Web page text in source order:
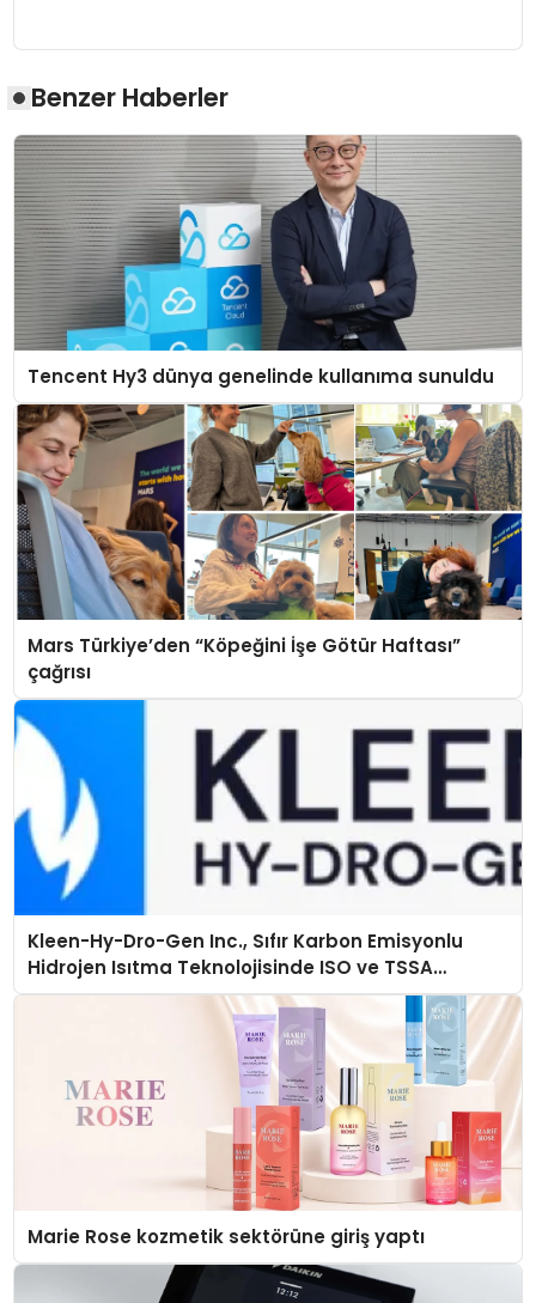
Benzer Haberler
Tencent Hy3 dünya genelinde kullanıma sunuldu
Mars Türkiye’den “Köpeğini İşe Götür Haftası”
çağrısı
Kleen-Hy-Dro-Gen Inc., Sıfır Karbon Emisyonlu
Hidrojen Isıtma Teknolojisinde ISO ve TSSA
Düzenleyici Onaylarını Aldı
Marie Rose kozmetik sektörüne giriş yaptı